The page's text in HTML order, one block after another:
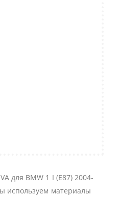
для BMW 1 I (E87) 2004-
используем материалы